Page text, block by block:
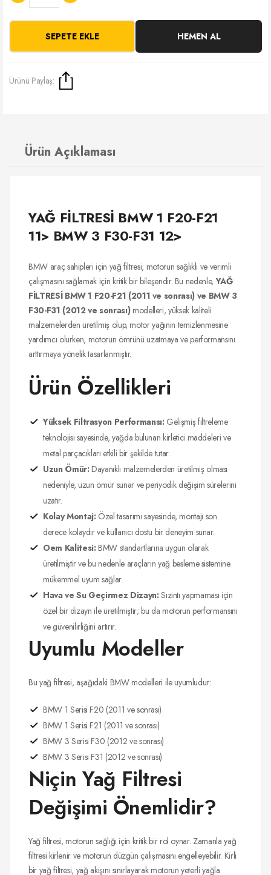
SEPETE EKLE HEMEN AL
Ürünü Paylaş:
Ürün Açıklaması
YAĞ FİLTRESİ BMW 1 F20-F21
11> BMW 3 F30-F31 12>
BMW araç sahipleri için yağ filtresi, motorun sağlıklı ve verimli
çalışmasını sağlamak için kritik bir bileşendir. Bu nedenle,YAĞ
FİLTRESİ BMW 1 F20-F21 (2011 ve sonrası) ve BMW 3
F30-F31 (2012 ve sonrası)modelleri, yüksek kaliteli
malzemelerden üretilmiş olup, motor yağının temizlenmesine
yardımcı olurken, motorun ömrünü uzatmaya ve performansını
arttırmaya yönelik tasarlanmıştır.
Ürün Özellikleri
Yüksek Filtrasyon Performansı: Gelişmiş filtreleme
teknolojisi sayesinde, yağda bulunan kirletici maddeleri ve
metal parçacıkları etkili bir şekilde tutar.
Uzun Ömür: Dayanıklı malzemelerden üretilmiş olması
nedeniyle, uzun ömür sunar ve periyodik değişim sürelerini
uzatır.
Kolay Montaj: Özel tasarımı sayesinde, montajı son
derece kolaydır ve kullanıcı dostu bir deneyim sunar.
Oem Kalitesi: BMW standartlarına uygun olarak
üretilmiştir ve bu nedenle araçların yağ besleme sistemine
mükemmel uyum sağlar.
Hava ve Su Geçirmez Dizayn: Sızıntı yapmaması için
özel bir dizayn ile üretilmiştir; bu da motorun performansını
ve güvenilirliğini artırır.
Uyumlu Modeller
Bu yağ filtresi, aşağıdaki BMW modelleri ile uyumludur:
BMW 1 Serisi F20 (2011 ve sonrası)
BMW 1 Serisi F21 (2011 ve sonrası)
BMW 3 Serisi F30 (2012 ve sonrası)
BMW 3 Serisi F31 (2012 ve sonrası)
Niçin Yağ Filtresi
Değişimi Önemlidir?
Yağ filtresi, motorun sağlığı için kritik bir rol oynar. Zamanla yağ
filtresi kirlenir ve motorun düzgün çalışmasını engelleyebilir. Kirli
bir yağ filtresi, yağ akışını sınırlayarak motorun yeterli yağla